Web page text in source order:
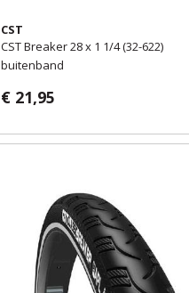
CST
CST Breaker 28 x 1 1/4 (32-622)
buitenband
€ 21,95